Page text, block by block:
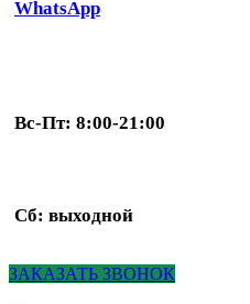
WhatsApp
Вс-Пт: 8:00-21:00
Сб: выходной
ЗАКАЗАТЬ ЗВОНОК